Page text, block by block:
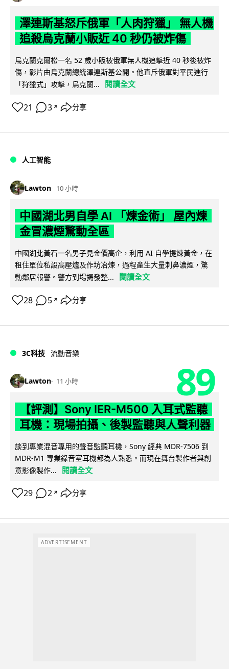
澤連斯基怒斥俄軍「人肉狩獵」 無人機
追殺烏克蘭小販近 40 秒仍被炸傷
烏克蘭克爾松一名 52 歲小販被俄軍無人機追擊近 40 秒後被炸
傷，影片由烏克蘭總統澤連斯基公開。他直斥俄軍對平民進行
「狩獵式」攻擊，烏克蘭...
閱讀全文
21 3 ↗ 分享
人工智能
Lawton 10 小時
中國湖北男自學 AI 「煉金術」 屋內煉
金冒濃煙驚動全區
中國湖北黃石一名男子見金價高企，利用 AI 自學提煉黃金，在
租住單位私設高壓爐及作坊冶煉，過程產生大量刺鼻濃煙，驚
動鄰居報警。警方到場揭發整...
閱讀全文
28 5 ↗ 分享
3C科技 流動音樂
Lawton 11 小時 89
【評測】Sony IER-M500 入耳式監聽
耳機：現場拍攝、後製監聽與人聲利器
談到專業混音專用的聲音監聽耳機，Sony 經典 MDR-7506 到
MDR-M1 專業錄音室耳機都為人熟悉。而現在舞台製作者與創
意影像製作...
閱讀全文
29 2 ↗ 分享
ADVERTISEMENT